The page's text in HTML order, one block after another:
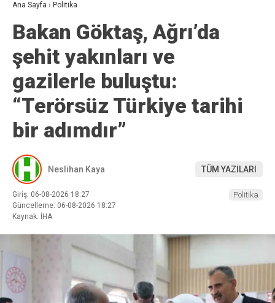
Ana Sayfa › Politika
Bakan Göktaş, Ağrı’da
şehit yakınları ve
gazilerle buluştu:
“Terörsüz Türkiye tarihi
bir adımdır”
Neslihan Kaya TÜM YAZILARI
Giriş: 06-08-2026 18:27
Güncelleme: 06-08-2026 18:27
Kaynak: İHA
Politika